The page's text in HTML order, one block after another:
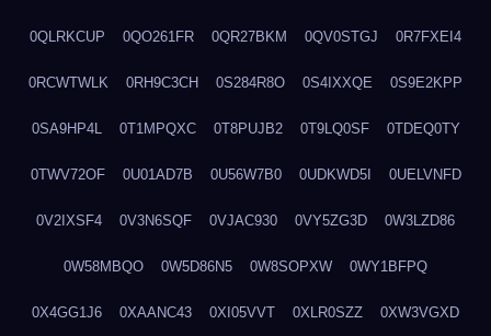
0QLRKCUP 0QO261FR 0QR27BKM 0QV0STGJ 0R7FXEI4
0RCWTWLK 0RH9C3CH 0S284R8O 0S4IXXQE 0S9E2KPP
0SA9HP4L 0T1MPQXC 0T8PUJB2 0T9LQ0SF 0TDEQ0TY
0TWV72OF 0U01AD7B 0U56W7B0 0UDKWD5I 0UELVNFD
0V2IXSF4 0V3N6SQF 0VJAC930 0VY5ZG3D 0W3LZD86
0W58MBQO 0W5D86N5 0W8SOPXW 0WY1BFPQ
0X4GG1J6 0XAANC43 0XI05VVT 0XLR0SZZ 0XW3VGXD